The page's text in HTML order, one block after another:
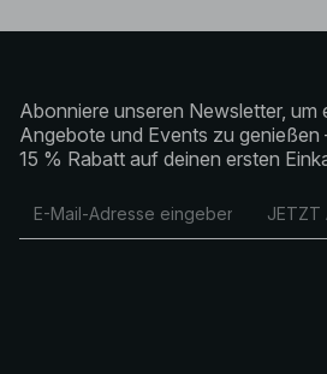
Abonniere unseren Newsletter, um
Angebote und Events zu genießen
15 % Rabatt auf deinen ersten
JETZT